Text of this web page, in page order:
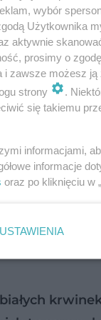
stanowią
.
jest
to
przebytej
czasu na
wybór
Użytkownika
aktywnie
prosimy o
i zawsze możesz
strony
.
się takiemu
informacjami,
informacje
oraz po kliknięciu w
USTAWIENIA